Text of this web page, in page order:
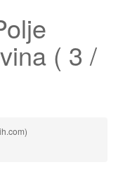
( 3 /